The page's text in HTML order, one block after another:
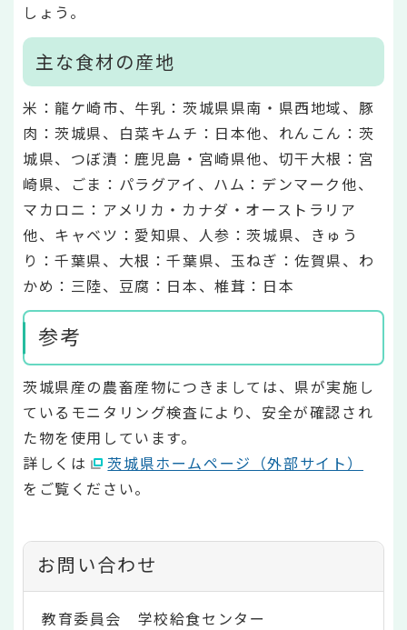
しょう。
主な食材の産地
米：龍ケ崎市、牛乳：茨城県県南・県西地域、豚
肉：茨城県、白菜キムチ：日本他、れんこん：茨
城県、つぼ漬：鹿児島・宮崎県他、切干大根：宮
崎県、ごま：パラグアイ、ハム：デンマーク他、
マカロニ：アメリカ・カナダ・オーストラリア
他、キャベツ：愛知県、人参：茨城県、きゅう
り：千葉県、大根：千葉県、玉ねぎ：佐賀県、わ
かめ：三陸、豆腐：日本、椎茸：日本
参考
茨城県産の農畜産物につきましては、県が実施し
ているモニタリング検査により、安全が確認され
た物を使用しています。
詳しくは
茨城県ホームページ（外部サイト）
をご覧ください。
お問い合わせ
教育委員会 学校給食センター